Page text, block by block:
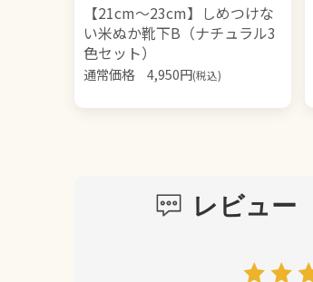
レビュー
【21cm～23cm】しめつけな
い米ぬか靴下B（ナチュラル3
色セット）
通常価格4,950円(税込)